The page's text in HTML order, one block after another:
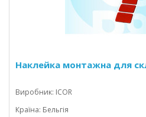
Наклейка монтажна для
Виробник: ICOR
Країна: Бельгія